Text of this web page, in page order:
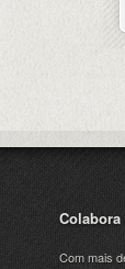
Com mais